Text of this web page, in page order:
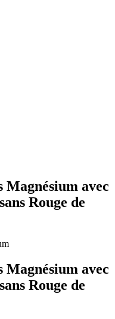
Magnésium avec
Rouge de
Magnésium avec
Rouge de